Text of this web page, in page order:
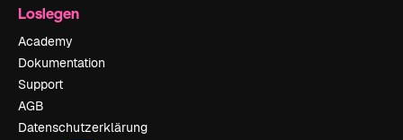
Loslegen
Academy
Dokumentation
Support
AGB
Datenschutzerklärung